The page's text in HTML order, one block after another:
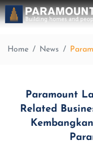
Home News Paramount Land
Paramount
Related